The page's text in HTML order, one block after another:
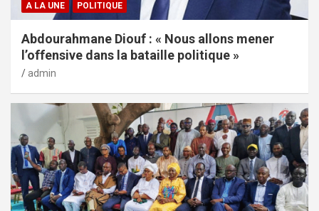
A LA UNE POLITIQUE
Abdourahmane Diouf : « Nous allons mener
l’offensive dans la bataille politique »
admin